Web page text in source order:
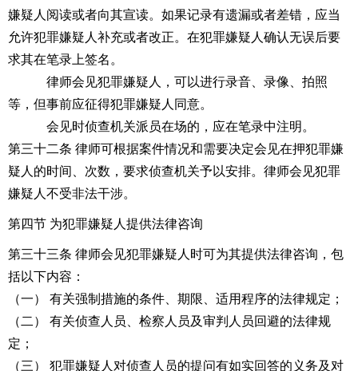
嫌疑人阅读或者向其宣读。如果记录有遗漏或者差错，应当
允许犯罪嫌疑人补充或者改正。在犯罪嫌疑人确认无误后要
求其在笔录上签名。
律师会见犯罪嫌疑人，可以进行录音、录像、拍照
等，但事前应征得犯罪嫌疑人同意。
会见时侦查机关派员在场的，应在笔录中注明。
第三十二条 律师可根据案件情况和需要决定会见在押犯罪嫌
疑人的时间、次数，要求侦查机关予以安排。律师会见犯罪
嫌疑人不受非法干涉。
第四节 为犯罪嫌疑人提供法律咨询
第三十三条 律师会见犯罪嫌疑人时可为其提供法律咨询，包
括以下内容：
（一） 有关强制措施的条件、期限、适用程序的法律规定；
（二） 有关侦查人员、检察人员及审判人员回避的法律规
定；
（三） 犯罪嫌疑人对侦查人员的提问有如实回答的义务及对